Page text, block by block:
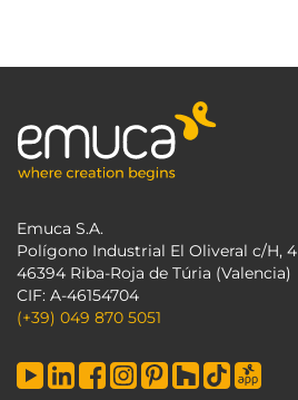
Emuca S.A.
Polígono Industrial El Oliveral c/H, 4
46394 Riba-Roja de Túria (Valencia)
CIF: A-46154704
(+39) 049 870 5051